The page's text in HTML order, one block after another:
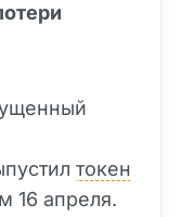
токен
16 апреля.